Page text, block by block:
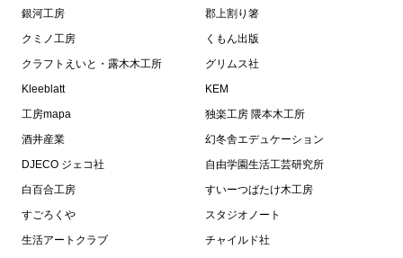
銀河工房
郡上割り箸
クミノ工房
くもん出版
クラフトえいと・露木木工所
グリムス社
Kleeblatt
KEM
工房mapa
独楽工房 隈本木工所
酒井産業
幻冬舎エデュケーション
DJECO ジェコ社
自由学園生活工芸研究所
白百合工房
すいーつばたけ木工房
すごろくや
スタジオノート
生活アートクラブ
チャイルド社